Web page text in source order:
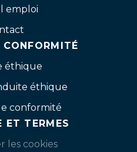
emploi
éthique
éthique
conformité
ET TERMES
les cookies